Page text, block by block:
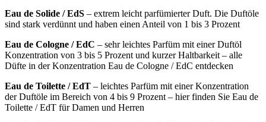
Eau de Solide / EdS – extrem leicht parfümierter Duft. Die Duftöle
sind stark verdünnt und haben einen Anteil von 1 bis 3 Prozent
Eau de Cologne / EdC – sehr leichtes Parfüm mit einer Duftöl
Konzentration von 3 bis 5 Prozent und kurzer Haltbarkeit – alle
Düfte in der Konzentration Eau de Cologne / EdC entdecken
Eau de Toilette / EdT – leichtes Parfüm mit einer Konzentration
der Duftöle im Bereich von 4 bis 9 Prozent – hier finden Sie Eau de
Toilette / EdT für Damen und Herren